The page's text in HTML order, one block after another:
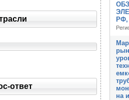
ответ
РФ,
на